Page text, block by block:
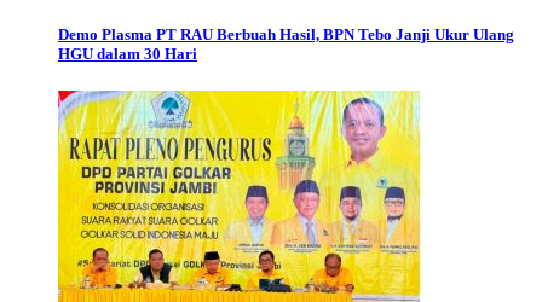
Demo Plasma PT RAU Berbuah Hasil, BPN Tebo Janji Ukur Ulang
HGU dalam 30 Hari